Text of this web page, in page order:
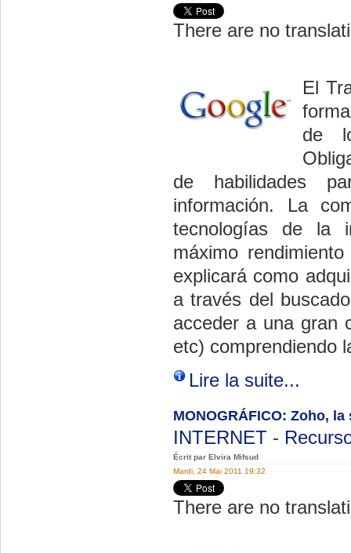
There are no
El
de
de habilidades
información. La
tecnologías de la
máximo
explicará como
a través del
acceder a una gran
etc) comprendiendo
Lire la suite...
MONOGRÁFICO: Zoho,
INTERNET -
Écrit par Elvira Mifsud
Mardi, 24 Mai 2011 19:32
There are no